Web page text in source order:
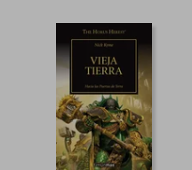
50%
dcto. $ 48.297